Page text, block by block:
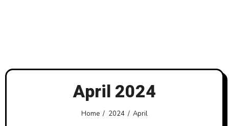
April 2024
Home 2024 April